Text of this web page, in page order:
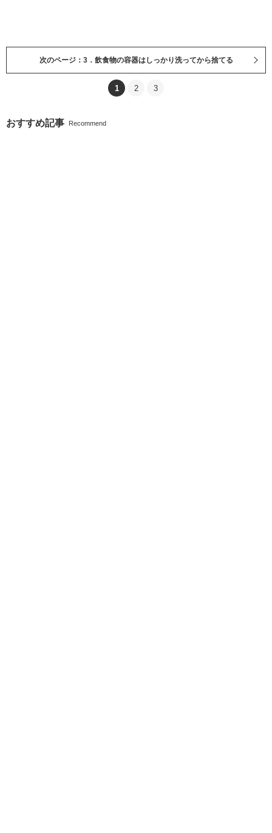
次のページ：3．飲食物の容器はしっかり洗ってから捨てる
1 2 3
おすすめ記事 Recommend